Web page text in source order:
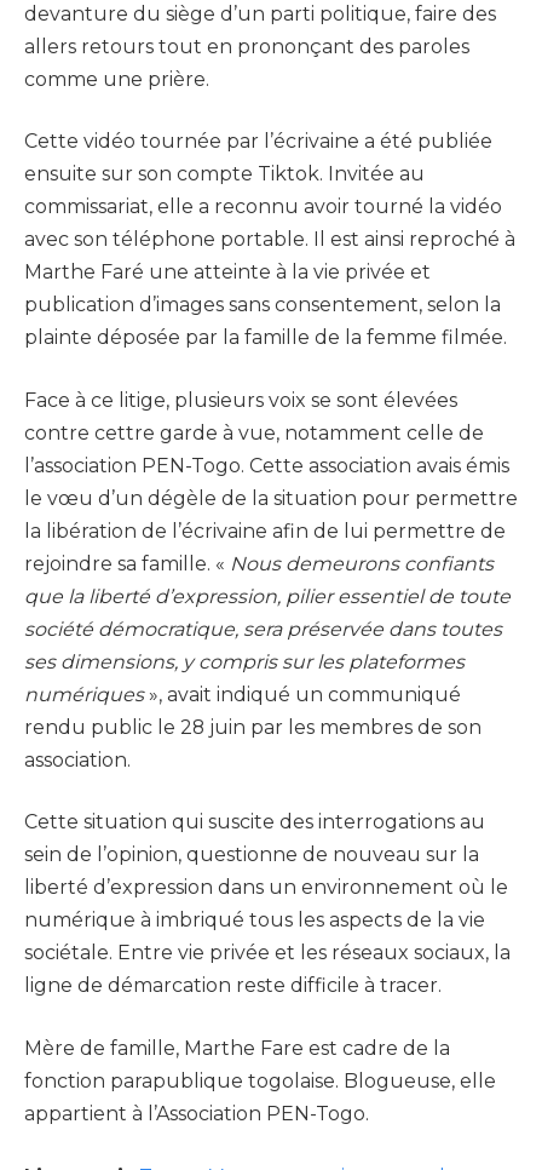
devanture du siège d’un parti politique, faire des
allers retours tout en prononçant des paroles
comme une prière.
Cette vidéo tournée par l’écrivaine a été publiée
ensuite sur son compte Tiktok. Invitée au
commissariat, elle a reconnu avoir tourné la vidéo
avec son téléphone portable. Il est ainsi reproché à
Marthe Faré une atteinte à la vie privée et
publication d’images sans consentement, selon la
plainte déposée par la famille de la femme filmée.
Face à ce litige, plusieurs voix se sont élevées
contre cettre garde à vue, notamment celle de
l’association PEN-Togo. Cette association avais émis
le vœu d’un dégèle de la situation pour permettre
la libération de l’écrivaine afin de lui permettre de
rejoindre sa famille. « Nous demeurons confiants
que la liberté d’expression, pilier essentiel de toute
société démocratique, sera préservée dans toutes
ses dimensions, y compris sur les plateformes
numériques», avait indiqué un communiqué
rendu public le 28 juin par les membres de son
association.
Cette situation qui suscite des interrogations au
sein de l’opinion, questionne de nouveau sur la
liberté d’expression dans un environnement où le
numérique à imbriqué tous les aspects de la vie
sociétale. Entre vie privée et les réseaux sociaux, la
ligne de démarcation reste difficile à tracer.
Mère de famille, Marthe Fare est cadre de la
fonction parapublique togolaise. Blogueuse, elle
appartient à l’Association PEN-Togo.